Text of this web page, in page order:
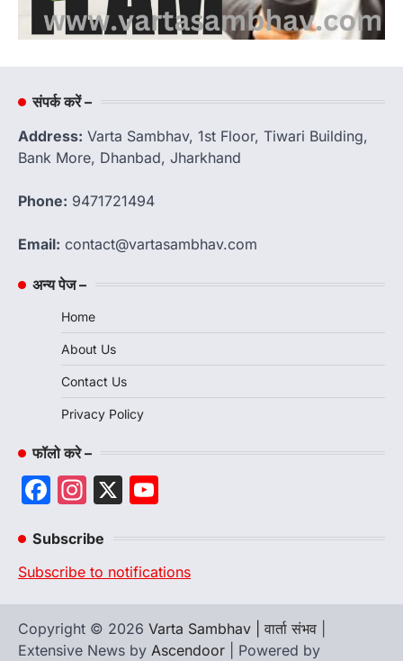
संपर्क करें –
Address: Varta Sambhav, 1st Floor, Tiwari Building,
Bank More, Dhanbad, Jharkhand
Phone: 9471721494
Email: contact@vartasambhav.com
अन्य पेज –
Home
About Us
Contact Us
Privacy Policy
फॉलो करे –
Facebook
Instagram
X
Subscribe
Subscribe to notifications
Copyright © 2026 Varta Sambhav | वार्ता संभव
Extensive News by Ascendoor | Powered by